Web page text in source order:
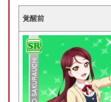
覚醒前